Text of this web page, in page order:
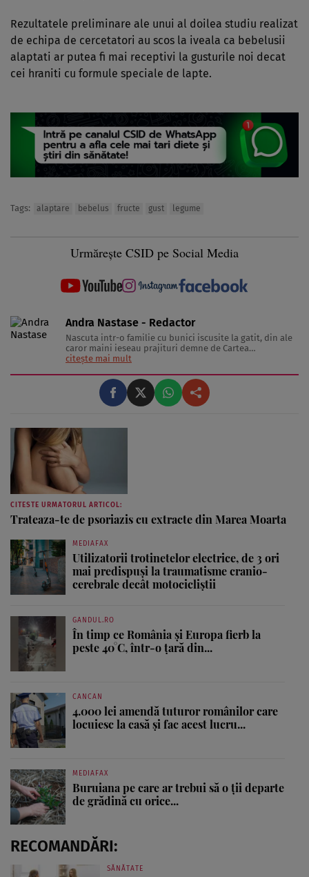
Rezultatele preliminare ale unui al doilea studiu realizat
de echipa de cercetatori au scos la iveala ca bebelusii
alaptati ar putea fi mai receptivi la gusturile noi decat
cei hraniti cu formule speciale de lapte.
Tags: alaptare bebelus fructe gust legume
Urmărește CSID pe Social Media
Andra Nastase - Redactor
Nascuta intr-o familie cu bunici iscusite la gatit, din ale
caror maini ieseau prajituri demne de Cartea
Recordurilor categoria Gusturi Divine, inzestrata cu un
indragostita de tot ce inseamna delicatesa pe lumea
asta, Pofticioasa scrie despre telina ...
citește mai mult
CITESTE URMATORUL ARTICOL:
Trateaza-te de psoriazis cu extracte din Marea Moarta
MEDIAFAX
Utilizatorii trotinetelor electrice, de 3 ori
mai predispuși la traumatisme cranio-
cerebrale decât motocicliștii
GANDUL.RO
În timp ce România și Europa fierb la
peste 40°C, într-o țară din...
CANCAN
4.000 lei amendă tuturor românilor care
locuiesc la casă și fac acest lucru...
MEDIAFAX
Buruiana pe care ar trebui să o ții departe
de grădină cu orice...
RECOMANDĂRI:
SĂNĂTATE